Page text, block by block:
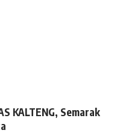
KALTENG, Semarak